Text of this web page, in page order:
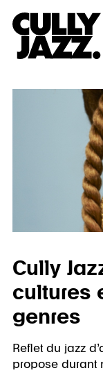
Cully
cultures
genres
Reflet du jazz
propose durant